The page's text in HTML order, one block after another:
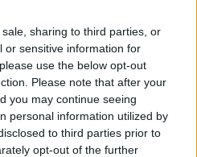
sharing to third parties, or
or sensitive information for
use the below opt-out
Please note that after your
you may continue seeing
personal information utilized by
to third parties prior to
opt-out of the further